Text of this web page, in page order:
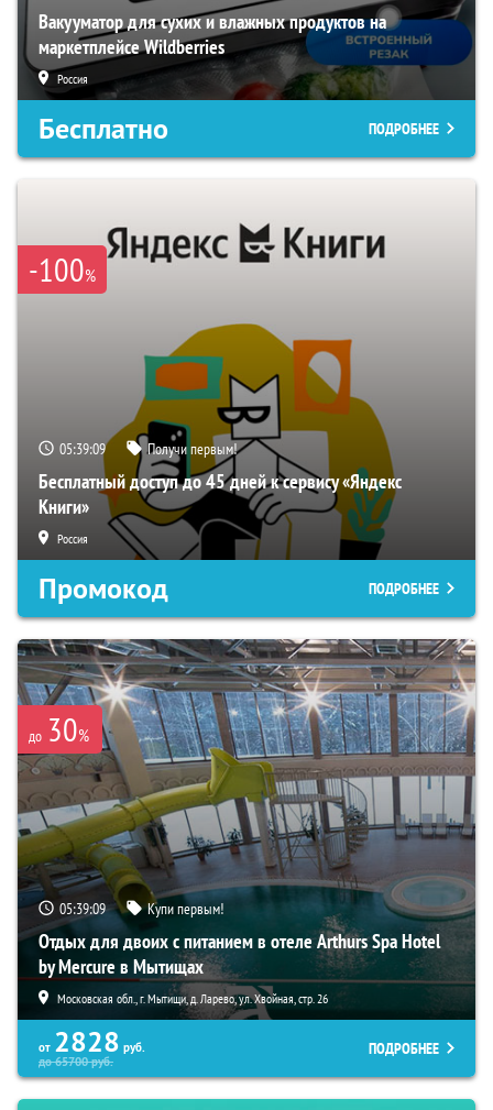
Вакууматор для сухих и влажных продуктов на
маркетплейсе Wildberries
Россия
Бесплатно ПОДРОБНЕЕ
-100%
05:39:08 Получи первым!
Бесплатный доступ до 45 дней к сервису «Яндекс
Книги»
Россия
Промокод ПОДРОБНЕЕ
до 30%
05:39:08 Купи первым!
Отдых для двоих с питанием в отеле Arthurs Spa Hotel
by Mercure в Мытищах
Московская обл., г. Мытищи, д. Ларево, ул. Хвойная, стр. 26
от 2828 руб.
до65700руб.
ПОДРОБНЕЕ